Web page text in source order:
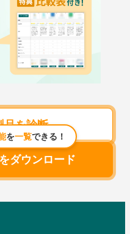
品を診断
を一覧できる！
ダウンロード